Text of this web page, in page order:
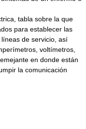
tabla sobre la que
para establecer las
de servicio, así
voltímetros,
en donde están
la comunicación